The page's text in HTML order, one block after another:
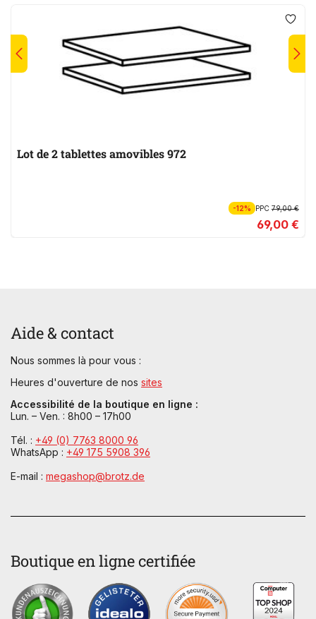
Lot de 2 tablettes amovibles 972
-12% PPC79,00 €
69,00 €
Aide & contact
Nous sommes là pour vous :
Heures d'ouverture de nos sites
Accessibilité de la boutique en ligne :
Lun. – Ven. : 8h00 – 17h00
Tél. : +49 (0) 7763 8000 96
WhatsApp : +49 175 5908 396
E-mail : megashop@brotz.de
Boutique en ligne certifiée